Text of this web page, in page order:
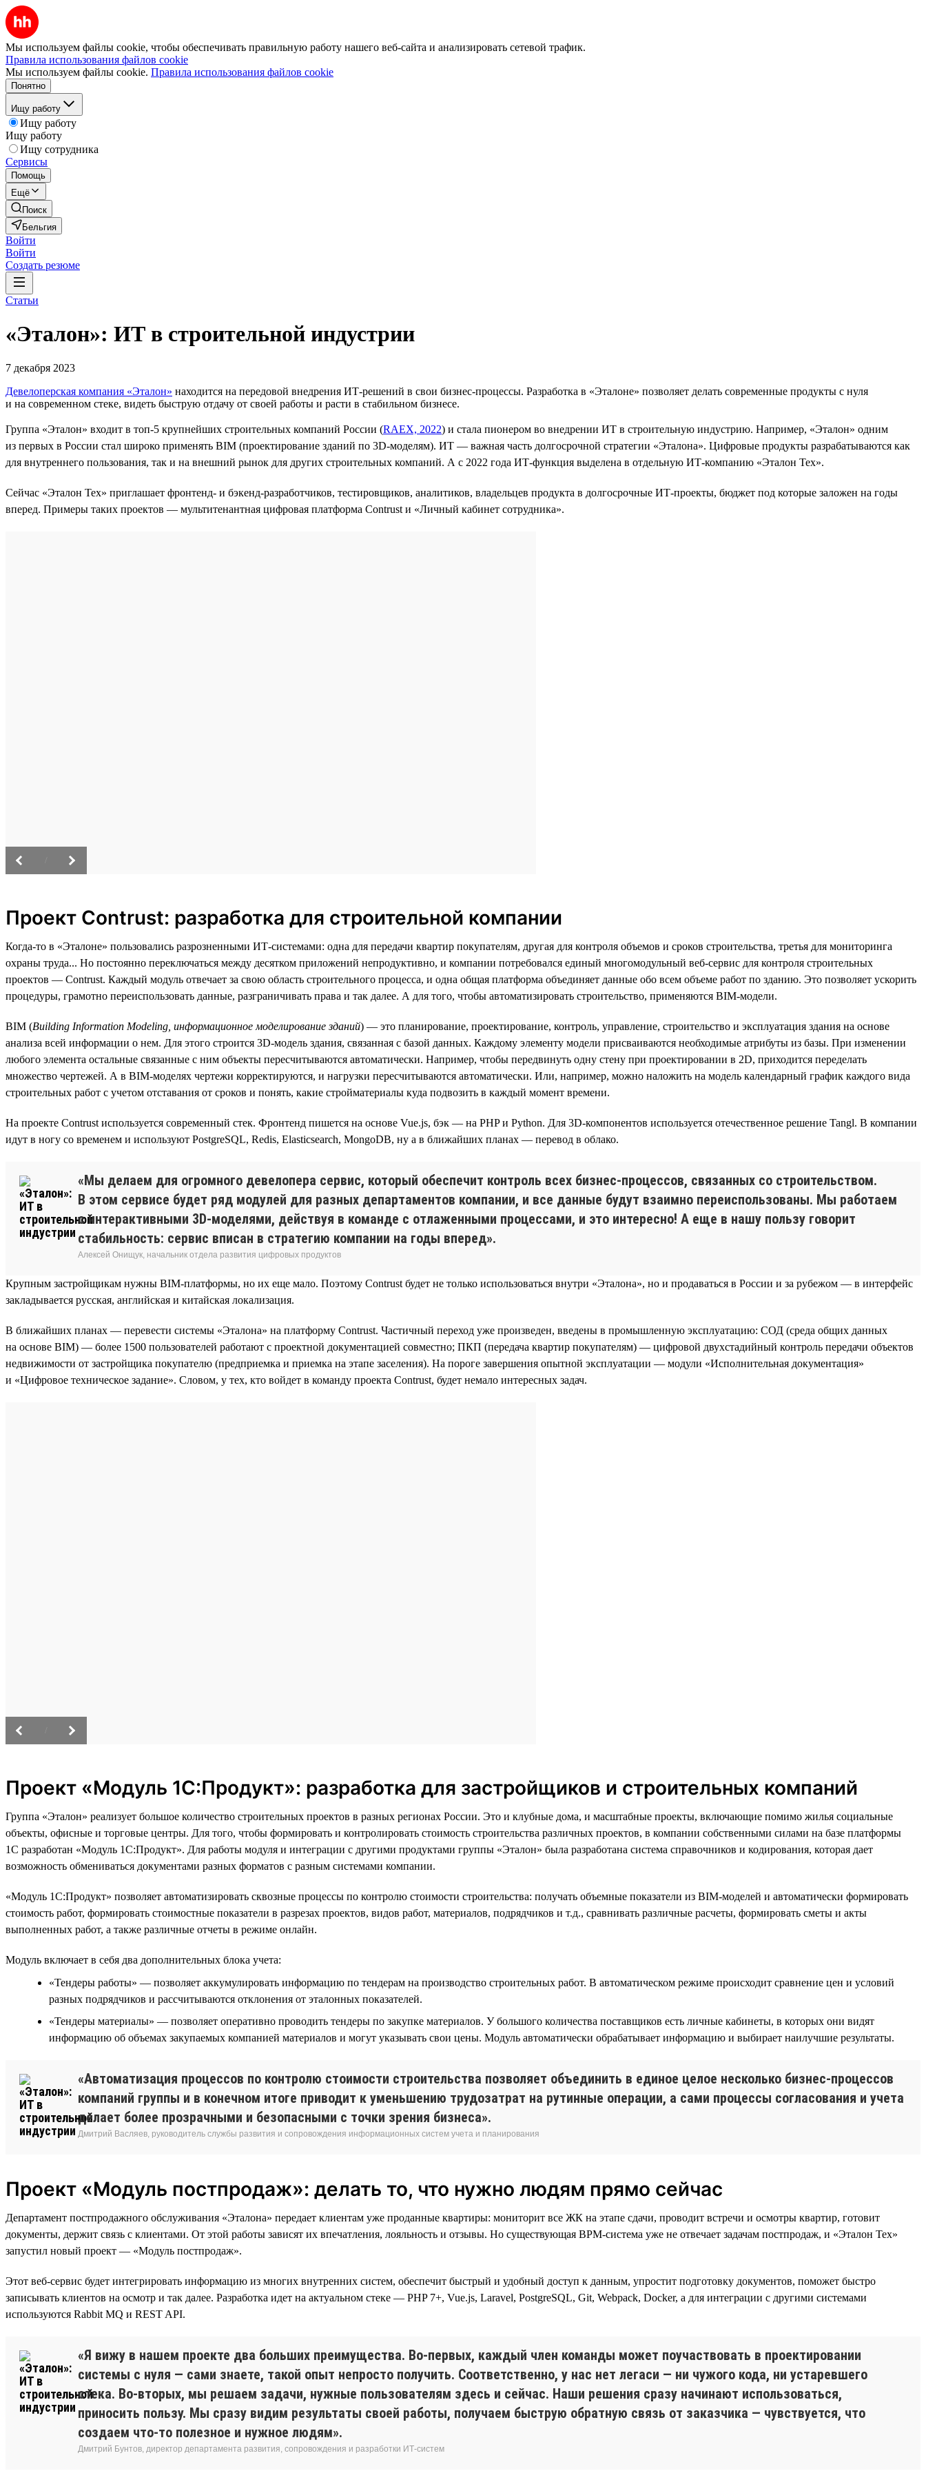
Мы используем файлы cookie, чтобы обеспечивать правильную работу нашего веб-сайта и анализировать сетевой трафик.
Правила использования файлов cookie
Мы используем файлы cookie. Правила использования файлов cookie
Понятно
Ищу работу
Ищу работу
Ищу работу
Ищу сотрудника
Сервисы
Помощь
Ещё
Поиск
Бельгия
Войти
Войти
Создать резюме
Статьи
«Эталон»: ИТ в строительной индустрии
7 декабря 2023
Девелоперская компания «Эталон» находится на передовой внедрения ИТ-решений в свои бизнес-процессы. Разработка в «Эталоне» позволяет делать современные продукты с нуля
и на современном стеке, видеть быструю отдачу от своей работы и расти в стабильном бизнесе.
Группа «Эталон» входит в топ-5 крупнейших строительных компаний России (RAEX, 2022) и стала пионером во внедрении ИТ в строительную индустрию. Например, «Эталон» одним
из первых в России стал широко применять BIM (проектирование зданий по 3D-моделям). ИТ — важная часть долгосрочной стратегии «Эталона». Цифровые продукты разрабатываются как
для внутреннего пользования, так и на внешний рынок для других строительных компаний. А с 2022 года ИТ-функция выделена в отдельную ИТ-компанию «Эталон Тех».
Сейчас «Эталон Тех» приглашает фронтенд- и бэкенд-разработчиков, тестировщиков, аналитиков, владельцев продукта в долгосрочные ИТ-проекты, бюджет под которые заложен на годы
вперед. Примеры таких проектов — мультитенантная цифровая платформа Contrust и «Личный кабинет сотрудника».
Проект Contrust: разработка для строительной компании
Когда-то в «Эталоне» пользовались разрозненными ИТ-системами: одна для передачи квартир покупателям, другая для контроля объемов и сроков строительства, третья для мониторинга
охраны труда... Но постоянно переключаться между десятком приложений непродуктивно, и компании потребовался единый многомодульный веб-сервис для контроля строительных
проектов — Contrust. Каждый модуль отвечает за свою область строительного процесса, и одна общая платформа объединяет данные обо всем объеме работ по зданию. Это позволяет ускорить
процедуры, грамотно переиспользовать данные, разграничивать права и так далее. А для того, чтобы автоматизировать строительство, применяются BIM-модели.
BIM (Building Information Modeling, информационное моделирование зданий) — это планирование, проектирование, контроль, управление, строительство и эксплуатация здания на основе
анализа всей информации о нем. Для этого строится 3D-модель здания, связанная с базой данных. Каждому элементу модели присваиваются необходимые атрибуты из базы. При изменении
любого элемента остальные связанные с ним объекты пересчитываются автоматически. Например, чтобы передвинуть одну стену при проектировании в 2D, приходится переделать
множество чертежей. А в BIM-моделях чертежи корректируются, и нагрузки пересчитываются автоматически. Или, например, можно наложить на модель календарный график каждого вида
строительных работ с учетом отставания от сроков и понять, какие стройматериалы куда подвозить в каждый момент времени.
На проекте Contrust используется современный стек. Фронтенд пишется на основе Vue.js, бэк — на PHP и Python. Для 3D-компонентов используется отечественное решение Tangl. В компании
идут в ногу со временем и используют PostgreSQL, Redis, Elasticsearch, MongoDB, ну а в ближайших планах — перевод в облако.
«Мы делаем для огромного девелопера сервис, который обеспечит контроль всех бизнес-процессов, связанных со строительством.
В этом сервисе будет ряд модулей для разных департаментов компании, и все данные будут взаимно переиспользованы. Мы работаем
с интерактивными 3D-моделями, действуя в команде с отлаженными процессами, и это интересно! А еще в нашу пользу говорит
стабильность: сервис вписан в стратегию компании на годы вперед».
Алексей Онищук, начальник отдела развития цифровых продуктов
Крупным застройщикам нужны BIM-платформы, но их еще мало. Поэтому Contrust будет не только использоваться внутри «Эталона», но и продаваться в России и за рубежом — в интерфейс
закладывается русская, английская и китайская локализация.
В ближайших планах — перевести системы «Эталона» на платформу Contrust. Частичный переход уже произведен, введены в промышленную эксплуатацию: СОД (среда общих данных
на основе BIM) — более 1500 пользователей работают с проектной документацией совместно; ПКП (передача квартир покупателям) — цифровой двухстадийный контроль передачи объектов
недвижимости от застройщика покупателю (предприемка и приемка на этапе заселения). На пороге завершения опытной эксплуатации — модули «Исполнительная документация»
и «Цифровое техническое задание». Словом, у тех, кто войдет в команду проекта Contrust, будет немало интересных задач.
Проект «Модуль 1С:Продукт»: разработка для застройщиков и строительных компаний
Группа «Эталон» реализует большое количество строительных проектов в разных регионах России. Это и клубные дома, и масштабные проекты, включающие помимо жилья социальные
объекты, офисные и торговые центры. Для того, чтобы формировать и контролировать стоимость строительства различных проектов, в компании собственными силами на базе платформы
1С разработан «Модуль 1С:Продукт». Для работы модуля и интеграции с другими продуктами группы «Эталон» была разработана система справочников и кодирования, которая дает
возможность обмениваться документами разных форматов с разным системами компании.
«Модуль 1С:Продукт» позволяет автоматизировать сквозные процессы по контролю стоимости строительства: получать объемные показатели из BIM-моделей и автоматически формировать
стоимость работ, формировать стоимостные показатели в разрезах проектов, видов работ, материалов, подрядчиков и т.д., сравнивать различные расчеты, формировать сметы и акты
выполненных работ, а также различные отчеты в режиме онлайн.
Модуль включает в себя два дополнительных блока учета:
«Тендеры работы» — позволяет аккумулировать информацию по тендерам на производство строительных работ. В автоматическом режиме происходит сравнение цен и условий
разных подрядчиков и рассчитываются отклонения от эталонных показателей.
«Тендеры материалы» — позволяет оперативно проводить тендеры по закупке материалов. У большого количества поставщиков есть личные кабинеты, в которых они видят
информацию об объемах закупаемых компанией материалов и могут указывать свои цены. Модуль автоматически обрабатывает информацию и выбирает наилучшие результаты.
«Автоматизация процессов по контролю стоимости строительства позволяет объединить в единое целое несколько бизнес-процессов
компаний группы и в конечном итоге приводит к уменьшению трудозатрат на рутинные операции, а сами процессы согласования и учета
делает более прозрачными и безопасными с точки зрения бизнеса».
Дмитрий Васляев, руководитель службы развития и сопровождения информационных систем учета и планирования
Проект «Модуль постпродаж»: делать то, что нужно людям прямо сейчас
Департамент постпродажного обслуживания «Эталона» передает клиентам уже проданные квартиры: мониторит все ЖК на этапе сдачи, проводит встречи и осмотры квартир, готовит
документы, держит связь с клиентами. От этой работы зависят их впечатления, лояльность и отзывы. Но существующая BPM-система уже не отвечает задачам постпродаж, и «Эталон Тех»
запустил новый проект — «Модуль постпродаж».
Этот веб-сервис будет интегрировать информацию из многих внутренних систем, обеспечит быстрый и удобный доступ к данным, упростит подготовку документов, поможет быстро
записывать клиентов на осмотр и так далее. Разработка идет на актуальном стеке — PHP 7+, Vue.js, Laravel, PostgreSQL, Git, Webpack, Docker, а для интеграции с другими системами
используются Rabbit MQ и REST API.
«Я вижу в нашем проекте два больших преимущества. Во-первых, каждый член команды может поучаствовать в проектировании
системы с нуля — сами знаете, такой опыт непросто получить. Соответственно, у нас нет легаси — ни чужого кода, ни устаревшего
стека. Во-вторых, мы решаем задачи, нужные пользователям здесь и сейчас. Наши решения сразу начинают использоваться,
приносить пользу. Мы сразу видим результаты своей работы, получаем быструю обратную связь от заказчика — чувствуется, что
создаем что-то полезное и нужное людям».
Дмитрий Бунтов, директор департамента развития, сопровождения и разработки ИТ-систем